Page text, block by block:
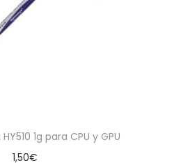
1g para CPU y GPU
1,50€